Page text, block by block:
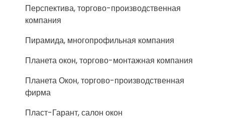
Перспектива, торгово-производственная
компания
Пирамида, многопрофильная компания
Планета окон, торгово-монтажная компания
Планета Окон, торгово-производственная
фирма
Пласт-Гарант, салон окон